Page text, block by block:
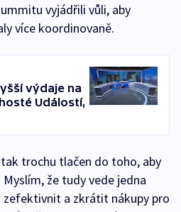
vyjádřili vůli, aby
více koordinovaně.
výdaje na
Událostí,
trochu tlačen do toho, aby
že tudy vede jedna
zefektivnit a zkrátit nákupy pro